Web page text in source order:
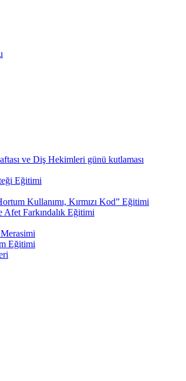
ve Diş Hekimleri günü kutlaması
Eğitimi
Kullanımı, Kırmızı Kod” Eğitimi
Farkındalık Eğitimi
Eğitimi